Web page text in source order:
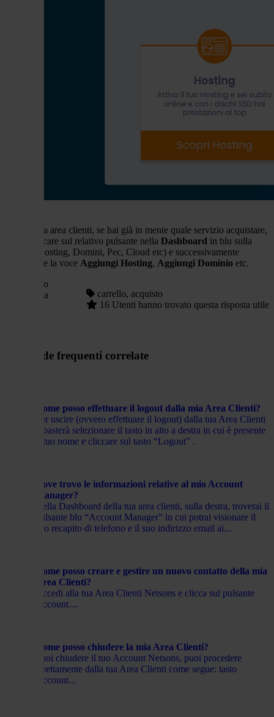
2- dalla tua area clienti, se hai già in mente quale servizio acquistare,
potrai cliccare sul relativo pulsante nella Dashboard in blu sulla
sinistra (Hosting, Domini, Pec, Cloud etc) e successivamente
selezionare la voce Aggiungi Hosting, Aggiungi Dominio etc.
carrello, acquisto
16 Utenti hanno trovato questa risposta utile
Hai trovato
utile questa
Domande frequenti correlate
Come posso effettuare il logout dalla mia Area Clienti?
Per uscire (ovvero effettuare il logout) dalla tua Area Clienti
ti basterà selezionare il tasto in alto a destra in cui è presente
il tuo nome e cliccare sul tasto “Logout” .
Dove trovo le informazioni relative al mio Account
Manager?
Nella Dashboard della tua area clienti, sulla destra, troverai il
pulsante blu “Account Manager” in cui potrai visionare il
suo recapito di telefono e il suo indirizzo email ai...
Come posso creare e gestire un nuovo contatto della mia
Area Clienti?
Accedi alla tua Area Clienti Netsons e clicca sul pulsante
Account....
Come posso chiudere la mia Area Clienti?
Puoi chiudere il tuo Account Netsons, puoi procedere
direttamente dalla tua Area Clienti come segue: tasto
Account...